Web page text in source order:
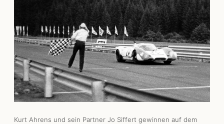
Kurt Ahrens und sein Partner Jo Siffert gewinnen auf dem